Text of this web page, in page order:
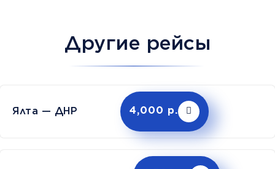
Другие рейсы
Ялта — ДНР 4,000 р.